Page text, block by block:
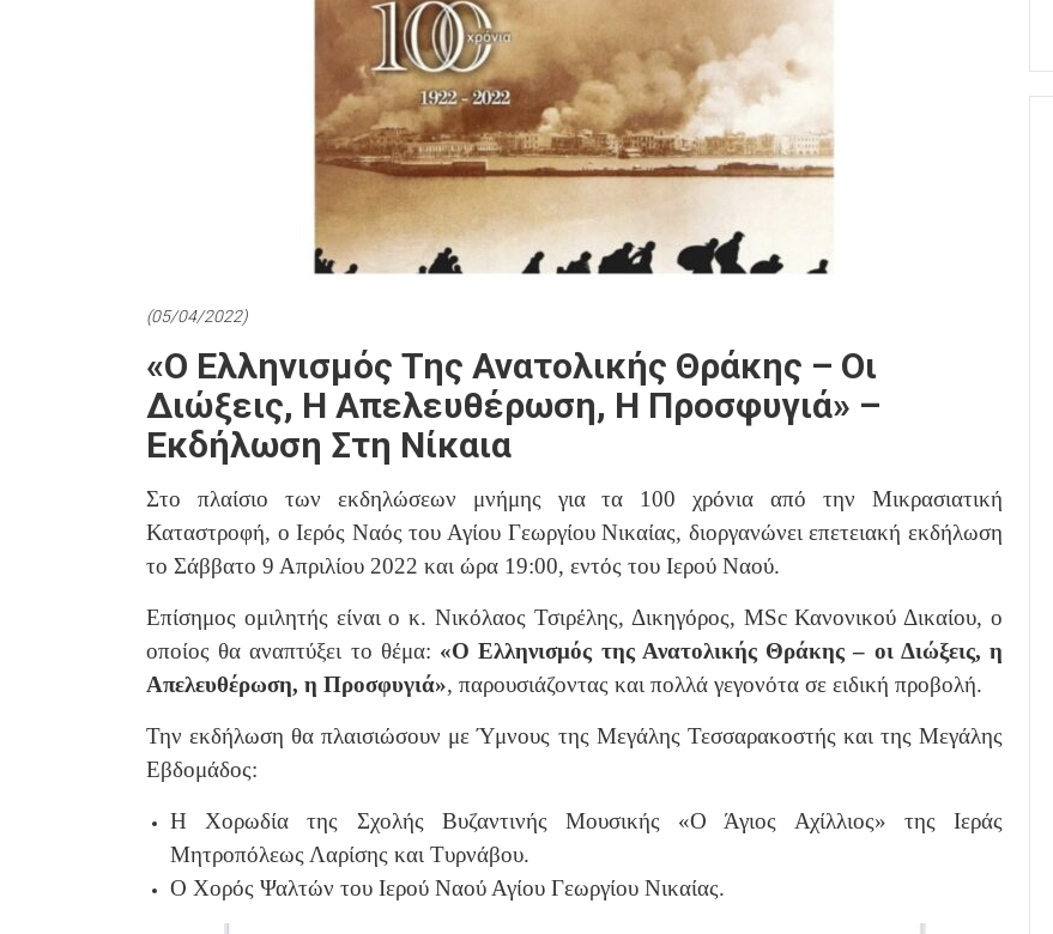
(05/04/2022)
«Ο Ελληνισμός Της Ανατολικής Θράκης – Οι
Διώξεις, Η Απελευθέρωση, Η Προσφυγιά» –
Εκδήλωση Στη Νίκαια
Στο πλαίσιο των εκδηλώσεων μνήμης για τα 100 χρόνια από την Μικρασιατική
Καταστροφή, ο Ιερός Ναός του Αγίου Γεωργίου Νικαίας, διοργανώνει επετειακή εκδήλωση
το Σάββατο 9 Απριλίου 2022 και ώρα 19:00, εντός του Ιερού Ναού.
Επίσημος ομιλητής είναι ο κ. Νικόλαος Τσιρέλης, Δικηγόρος, MSc Κανονικού Δικαίου, ο
οποίος θα αναπτύξει το θέμα: «Ο Ελληνισμός της Ανατολικής Θράκης – οι Διώξεις, η
Απελευθέρωση, η Προσφυγιά», παρουσιάζοντας και πολλά γεγονότα σε ειδική προβολή.
Την εκδήλωση θα πλαισιώσουν με Ύμνους της Μεγάλης Τεσσαρακοστής και της Μεγάλης
Εβδομάδος:
Η Χορωδία της Σχολής Βυζαντινής Μουσικής «Ο Άγιος Αχίλλιος» της Ιεράς
Μητροπόλεως Λαρίσης και Τυρνάβου.
Ο Χορός Ψαλτών του Ιερού Ναού Αγίου Γεωργίου Νικαίας.